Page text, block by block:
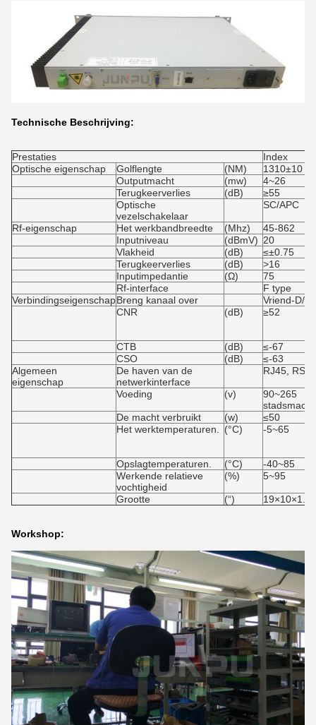
Technische Beschrijving:
Prestaties
Index
Optische eigenschap
Golflengte (NM)
1310±10
Outputmacht
(mw)
4~26
Terugkeerverlies
(dB)
≥55
Optische
vezelschakelaar
SC/APC
Rf-eigenschap Het werkbandbreedte (Mhz)
45-862
Inputniveau
(dBmV) 20
Vlakheid
(dB)
≤±0.75
Terugkeerverlies
(dB) >16
Inputimpedantie
(Ω)
75
Rf-interface
F type
VerbindingseigenschapBreng kanaal over
Vriend-D/
CNR
(dB) ≥52
CTB (dB)
≤-67
CSO
(dB)
≤-63
Algemeen
eigenschap
De haven van de
netwerkinterface
RJ45,
Voeding (v)
90~265
stadsmacht
De macht verbruikt
(w)
≤50
Het werktemperaturen.
(°C) -5~65
Opslagtemperaturen. (°C)
-40~85
Werkende relatieve
vochtigheid
(%) 5~95
Grootte (“) 19×10×1.75
Workshop: